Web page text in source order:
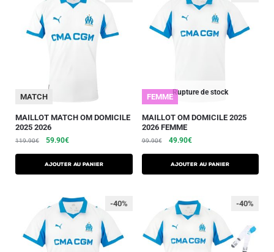
MATCH
MAILLOT MATCH OM DOMICILE
2025 2026
119.90€ 59.90€
AJOUTER AU PANIER
Rupture de stock
FEMME
MAILLOT OM DOMICILE 2025
2026 FEMME
99.90€ 49.90€
AJOUTER AU PANIER
-40% -40%